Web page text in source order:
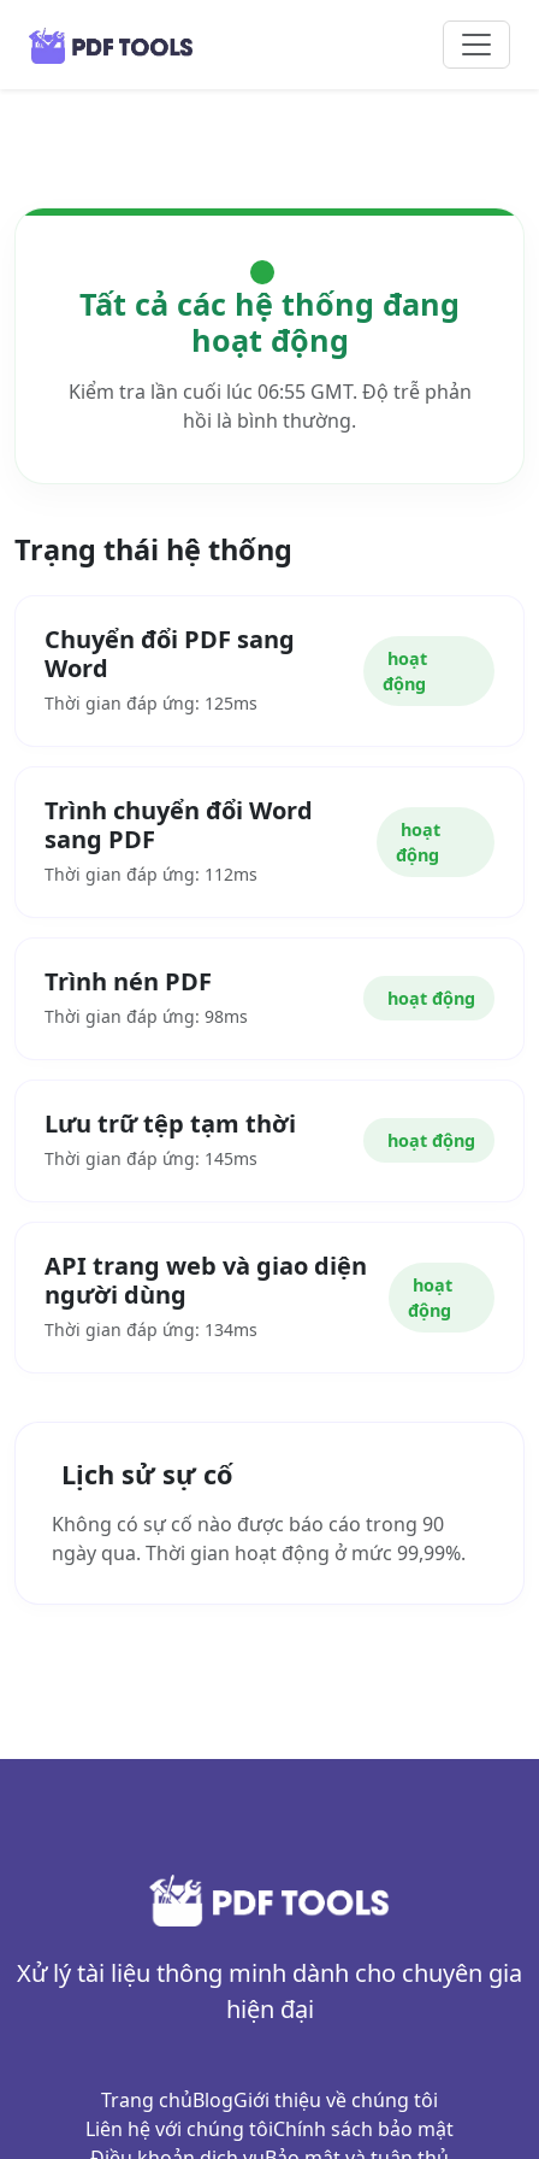
Tất cả các hệ thống đang
hoạt động
Kiểm tra lần cuối lúc 06:55 GMT. Độ trễ phản
hồi là bình thường.
Trạng thái hệ thống
Chuyển đổi PDF sang
Word
Thời gian đáp ứng: 125ms
hoạt
động
Trình chuyển đổi Word
sang PDF
Thời gian đáp ứng: 112ms
hoạt
động
Trình nén PDF
Thời gian đáp ứng: 98ms
hoạt động
Lưu trữ tệp tạm thời
Thời gian đáp ứng: 145ms
hoạt động
API trang web và giao diện
người dùng
Thời gian đáp ứng: 134ms
hoạt
động
Lịch sử sự cố
Không có sự cố nào được báo cáo trong 90
ngày qua. Thời gian hoạt động ở mức 99,99%.
Xử lý tài liệu thông minh dành cho chuyên gia
hiện đại
Trang chủBlogGiới thiệu về chúng tôi
Liên hệ với chúng tôiChính sách bảo mật